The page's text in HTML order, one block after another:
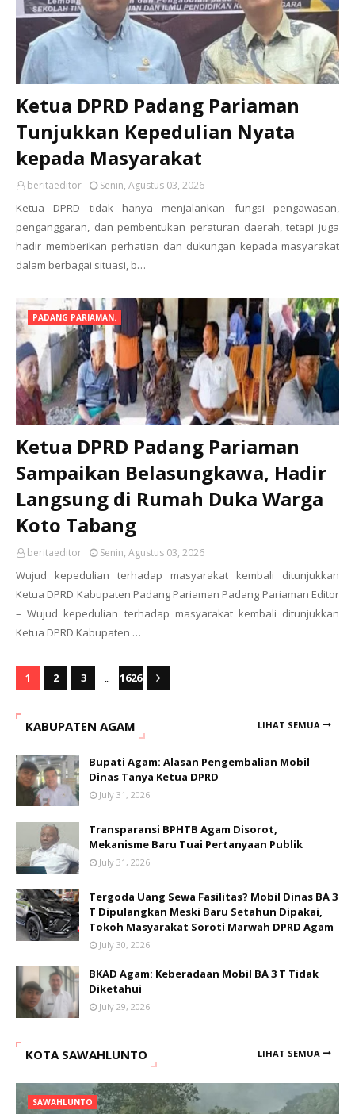
Ketua DPRD Padang Pariaman
Tunjukkan Kepedulian Nyata
kepada Masyarakat
beritaeditor Senin, Agustus 03, 2026
Ketua DPRD tidak hanya menjalankan fungsi pengawasan,
penganggaran, dan pembentukan peraturan daerah, tetapi juga
hadir memberikan perhatian dan dukungan kepada masyarakat
dalam berbagai situasi, b…
PADANG PARIAMAN.
Ketua DPRD Padang Pariaman
Sampaikan Belasungkawa, Hadir
Langsung di Rumah Duka Warga
Koto Tabang
beritaeditor Senin, Agustus 03, 2026
Wujud kepedulian terhadap masyarakat kembali ditunjukkan
Ketua DPRD Kabupaten Padang Pariaman Padang Pariaman Editor
– Wujud kepedulian terhadap masyarakat kembali ditunjukkan
Ketua DPRD Kabupaten …
1 2 3 ... 1626
KABUPATEN AGAM LIHAT SEMUA
Bupati Agam: Alasan Pengembalian Mobil
Dinas Tanya Ketua DPRD
July 31, 2026
Transparansi BPHTB Agam Disorot,
Mekanisme Baru Tuai Pertanyaan Publik
July 31, 2026
Tergoda Uang Sewa Fasilitas? Mobil Dinas BA 3
T Dipulangkan Meski Baru Setahun Dipakai,
Tokoh Masyarakat Soroti Marwah DPRD Agam
July 30, 2026
BKAD Agam: Keberadaan Mobil BA 3 T Tidak
Diketahui
July 29, 2026
KOTA SAWAHLUNTO LIHAT SEMUA
SAWAHLUNTO